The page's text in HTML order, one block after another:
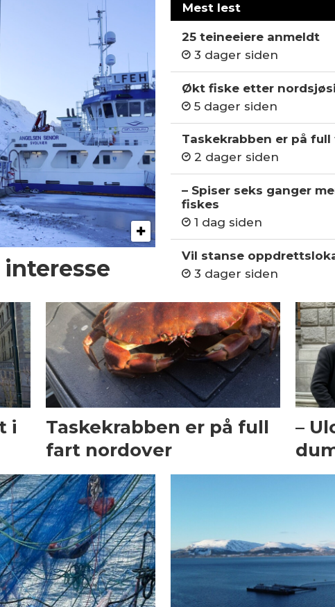
Mest lest
25 teineeiere anmeldt
3 dager siden
Økt fiske etter
5 dager siden
Taskekrabben er på
2 dager siden
– Spiser seks ganger
fiskes
1 dag siden
Vil stanse
3 dager siden
i
Taskekrabben er på full
fart nordover
–